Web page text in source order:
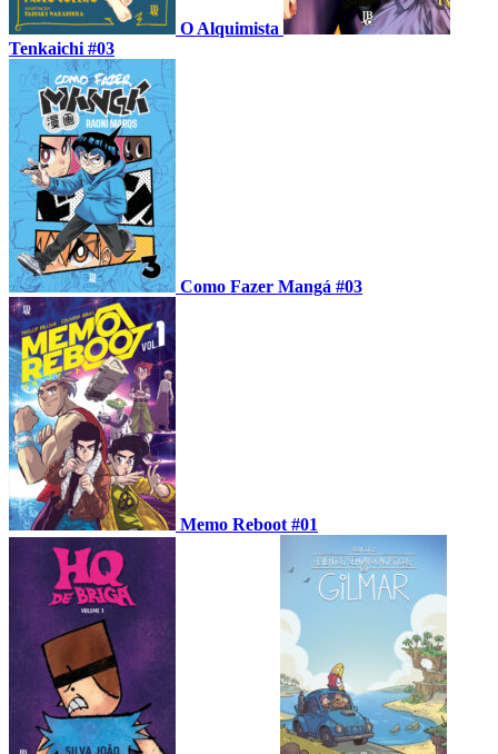
O Alquimista
Tenkaichi #03
Como Fazer Mangá #03
Memo Reboot #01